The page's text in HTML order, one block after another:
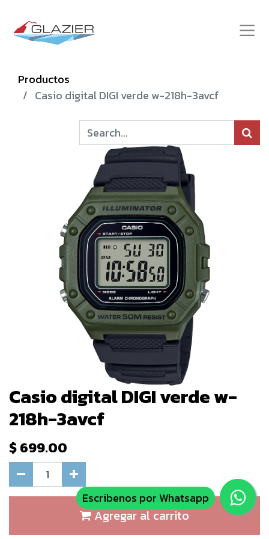
Productos
Casio digital DIGI verde w-218h-3avcf
Casio digital DIGI verde w-
218h-3avcf
$699.00
Agregar al carrito
Escribenos por Whatsapp